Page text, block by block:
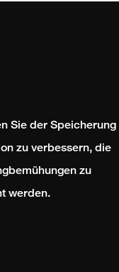
Sie der Speicherung
zu verbessern, die
zu
werden.